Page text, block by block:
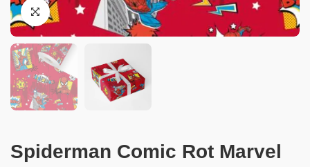
Spiderman Comic Rot Marvel